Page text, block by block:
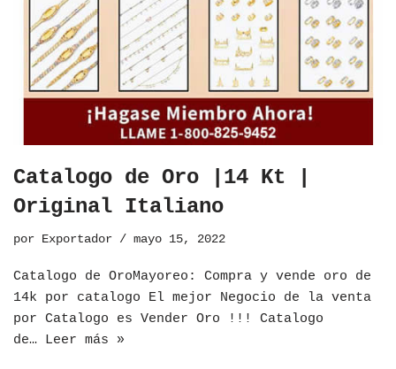
Catalogo de Oro |14 Kt |
Original Italiano
por Exportador mayo 15, 2022
​Catalogo de OroMayoreo: Compra y vende oro de
14k por catalogo El mejor Negocio de la venta
por Catalogo es Vender Oro !!! Catalogo
de… Leer más »